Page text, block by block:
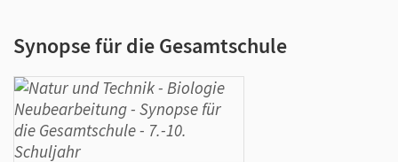
Synopse für die Gesamtschule